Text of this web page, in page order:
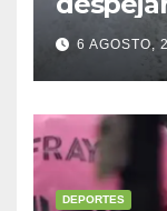
Cuevas
6 AGOSTO,
DEPORTES